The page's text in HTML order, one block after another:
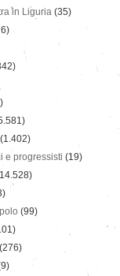
in Liguria (35)
(1.402)
e progressisti (19)
(99)
(276)